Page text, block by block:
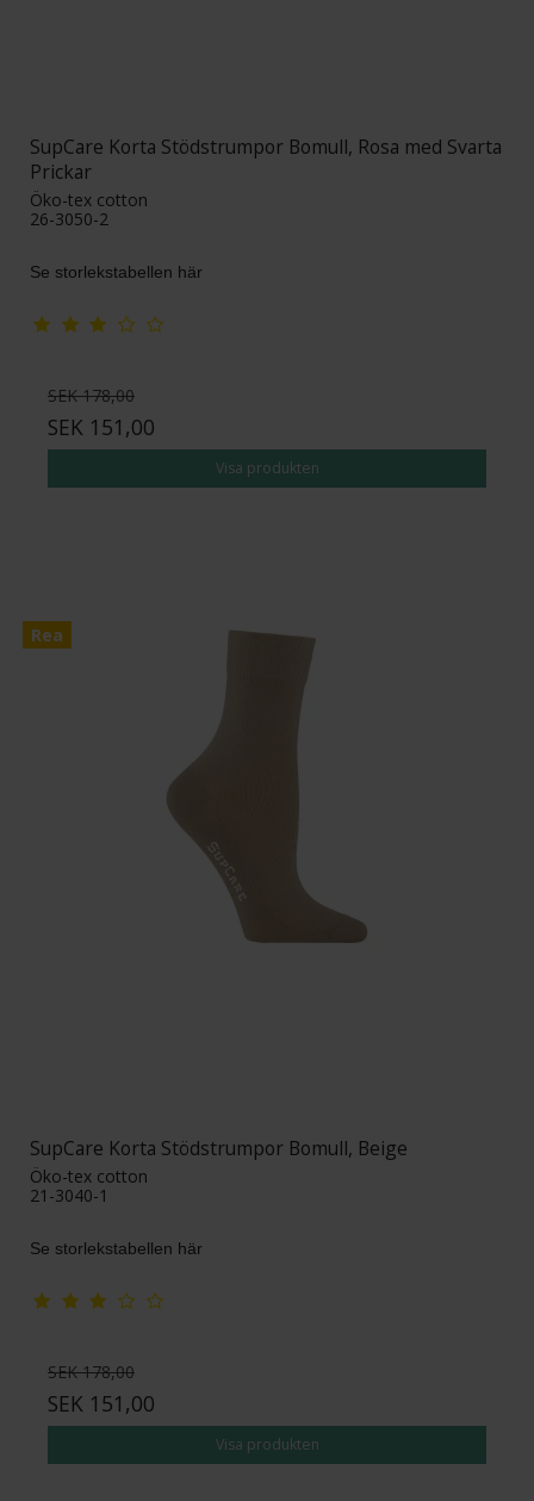
SupCare Korta Stödstrumpor Bomull, Rosa med Svarta
Prickar
Öko-tex cotton
26-3050-2
Se storlekstabellen här
SEK 178,00
SEK 151,00
Visa produkten
Rea
SupCare Korta Stödstrumpor Bomull, Beige
Öko-tex cotton
21-3040-1
Se storlekstabellen här
SEK 178,00
SEK 151,00
Visa produkten